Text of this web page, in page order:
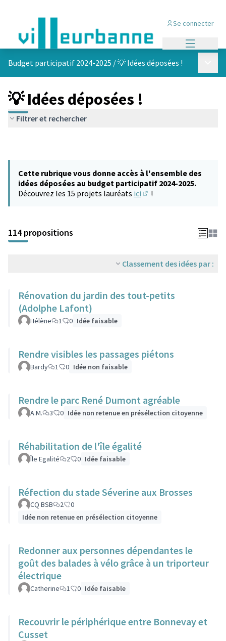
Se connecter
Budget participatif 2024-2025 /💡 Idées déposées !
💡 Idées déposées !
Filtrer et rechercher
Cette rubrique vous donne accès à l'ensemble des
idées déposées au budget participatif 2024-2025.
Découvrez les 15 projets lauréats ici !
114 propositions
Classement des idées par :
Rénovation du jardin des tout-petits
(Adolphe Lafont)
Hélène 1 0 Idée faisable
Rendre visibles les passages piétons
Bardy 1 0 Idée non faisable
Rendre le parc René Dumont agréable
A.M. 3 0 Idée non retenue en présélection citoyenne
Réhabilitation de l'île égalité
Île Egalité 2 0 Idée faisable
Réfection du stade Séverine aux Brosses
CQ BSB 2
0
Idée non retenue en présélection citoyenne
Redonner aux personnes dépendantes le
goût des balades à vélo grâce à un triporteur
électrique
Catherine 1 0 Idée faisable
Recouvrir le périphérique entre Bonnevay et
Cusset